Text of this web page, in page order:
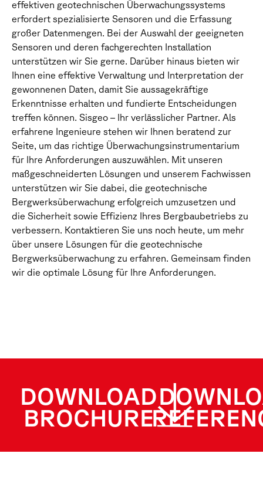
effektiven geotechnischen Überwachungssystems
erfordert spezialisierte Sensoren und die Erfassung
großer Datenmengen. Bei der Auswahl der geeigneten
Sensoren und deren fachgerechten Installation
unterstützen wir Sie gerne. Darüber hinaus bieten wir
Ihnen eine effektive Verwaltung und Interpretation der
gewonnenen Daten, damit Sie aussagekräftige
Erkenntnisse erhalten und fundierte Entscheidungen
treffen können. Sisgeo – Ihr verlässlicher Partner. Als
erfahrene Ingenieure stehen wir Ihnen beratend zur
Seite, um das richtige Überwachungsinstrumentarium
für Ihre Anforderungen auszuwählen. Mit unseren
maßgeschneiderten Lösungen und unserem Fachwissen
unterstützen wir Sie dabei, die geotechnische
Bergwerksüberwachung erfolgreich umzusetzen und
die Sicherheit sowie Effizienz Ihres Bergbaubetriebs zu
verbessern. Kontaktieren Sie uns noch heute, um mehr
über unsere Lösungen für die geotechnische
Bergwerksüberwachung zu erfahren. Gemeinsam finden
wir die optimale Lösung für Ihre Anforderungen.
DOWNLOAD
BROCHURE